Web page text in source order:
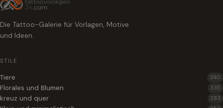
Die Tattoo-Galerie für Vorlagen, Motive
und Ideen.
STILE
Tiere 340
Florales und Blumen 335
kreuz und quer 283